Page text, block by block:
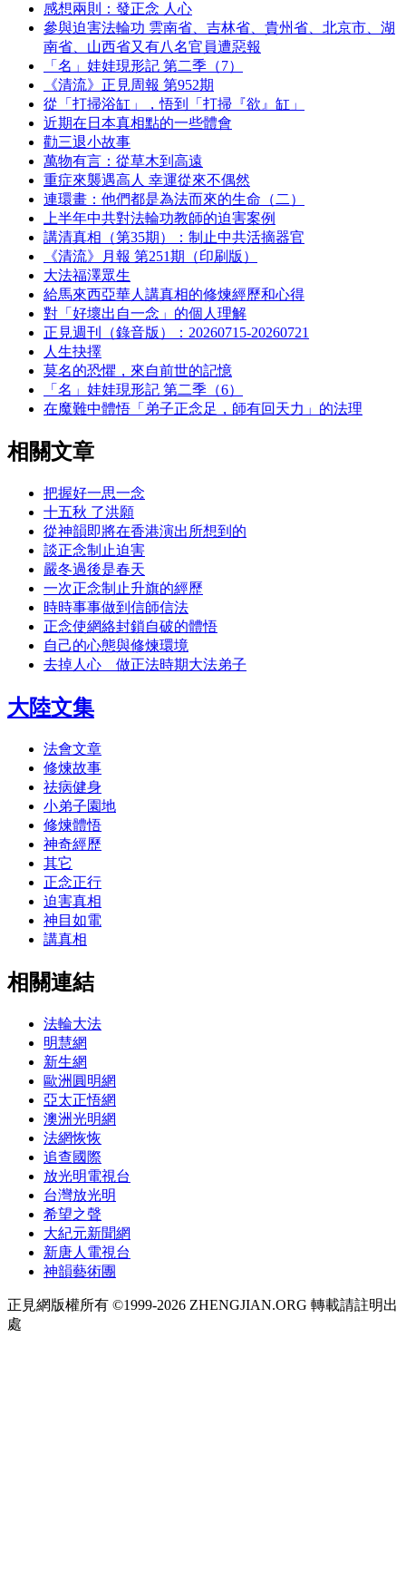
感想兩則：發正念 人心
參與迫害法輪功 雲南省、吉林省、貴州省、北京市、湖
南省、山西省又有八名官員遭惡報
「名」娃娃現形記 第二季（7）
《清流》正見周報 第952期
從「打掃浴缸」，悟到「打掃『欲』缸」
近期在日本真相點的一些體會
勸三退小故事
萬物有言：從草木到高遠
重症來襲遇高人 幸運從來不偶然
連環畫：他們都是為法而來的生命（二）
上半年中共對法輪功教師的迫害案例
講清真相（第35期）：制止中共活摘器官
《清流》月報 第251期（印刷版）
大法福澤眾生
給馬來西亞華人講真相的修煉經歷和心得
對「好壞出自一念」的個人理解
正見週刊（錄音版）：20260715-20260721
人生抉擇
莫名的恐懼，來自前世的記憶
「名」娃娃現形記 第二季（6）
在魔難中體悟「弟子正念足，師有回天力」的法理
相關文章
把握好一思一念
十五秋 了洪願
從神韻即將在香港演出所想到的
談正念制止迫害
嚴冬過後是春天
一次正念制止升旗的經歷
時時事事做到信師信法
正念使網絡封鎖自破的體悟
自己的心態與修煉環境
去掉人心 做正法時期大法弟子
大陸文集
法會文章
修煉故事
祛病健身
小弟子園地
修煉體悟
神奇經歷
其它
正念正行
迫害真相
神目如電
講真相
相關連結
法輪大法
明慧網
新生網
歐洲圓明網
亞太正悟網
澳洲光明網
法網恢恢
追查國際
放光明電視台
台灣放光明
希望之聲
大紀元新聞網
新唐人電視台
神韻藝術團
正見網版權所有 ©1999-2026 ZHENGJIAN.ORG 轉載請註明出
處